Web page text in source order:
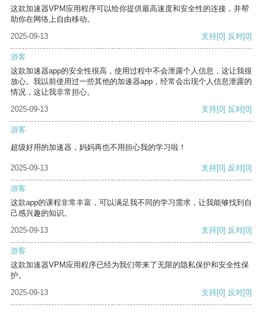
这款加速器VPM应用程序可以给你提供最高速度和安全性的连接，并帮
助你在网络上自由移动。
2025-09-13
支持[0] 反对[0]
游客
这款加速器app的安全性很高，使用过程中不会泄露个人信息，这让我很
放心。我以前使用过一些其他的加速器app，经常会出现个人信息泄露的
情况，这让我非常担心。
2025-09-13
支持[0] 反对[0]
游客
超级好用的加速器，妈妈再也不用担心我的学习啦！
2025-09-13 支持[0] 反对[0]
游客
这款app的课程非常丰富，可以满足我不同的学习需求，让我能够找到自
己感兴趣的知识。
2025-09-13
支持[0] 反对[0]
游客
这款加速器VPM应用程序已经为我们带来了无限的隐私保护和安全性保
护。
2025-09-13
支持[0] 反对[0]